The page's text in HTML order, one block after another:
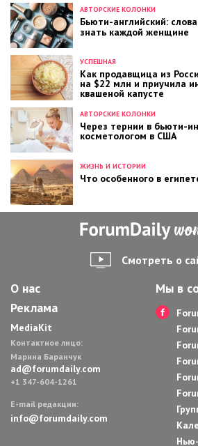
АВТОРСКИЕ КОЛОНКИ
Бьюти-английский:
знать каждой женщине
АВТОРСКИЕ КОЛОНКИ
Через тернии в бьюти-
косметологом в США
УСПЕШНАЯ
Как продавщица из
на $22 млн и приучила
квашеной капусте
ЖИЗНЬ И ИСТОРИИ
Что особенного в
Смотреть о
О нас
Реклама
MediaKit
Контактное лицо:
Марина Баранчук
ad@forumdaily.com
+1 347-604-1261
E-mail редакции:
info@forumdaily.com
Мы в